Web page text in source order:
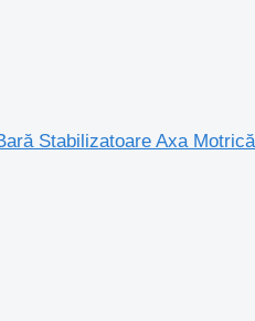
Stabilizatoare Axa Motrică